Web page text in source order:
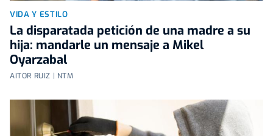
VIDA Y ESTILO
La disparatada petición de una madre a su
hija: mandarle un mensaje a Mikel
Oyarzabal
AITOR RUIZ | NTM